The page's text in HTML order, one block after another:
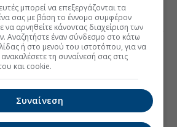
αυτές στοχεύουν στον
πλημμελούς ή τυπικής διενέργειας
ότι τα οχήματα που κυκλοφορούν
προδιαγραφές ασφάλειας.
η συνολική κατάσταση του
ουσιαστικά η πρόληψη
μέσω ενός πιο αξιόπιστου και
τεχνικού ελέγχου.
μπορεί να επεξεργάζονται τα
σας με βάση το έννομο συμφέρον
να αρνηθείτε κάνοντας διαχείριση των
Αναζητήστε έναν σύνδεσμο στο κάτω
ή στο μενού του ιστοτόπου, για να
ανακαλέσετε τη συναίνεσή σας στις
και cookie.
Συναίνεση